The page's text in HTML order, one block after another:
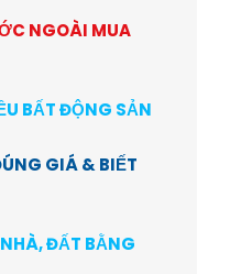
NGOÀI MUA
BẤT ĐỘNG SẢN
GIÁ & BIẾT
ĐẤT BẰNG